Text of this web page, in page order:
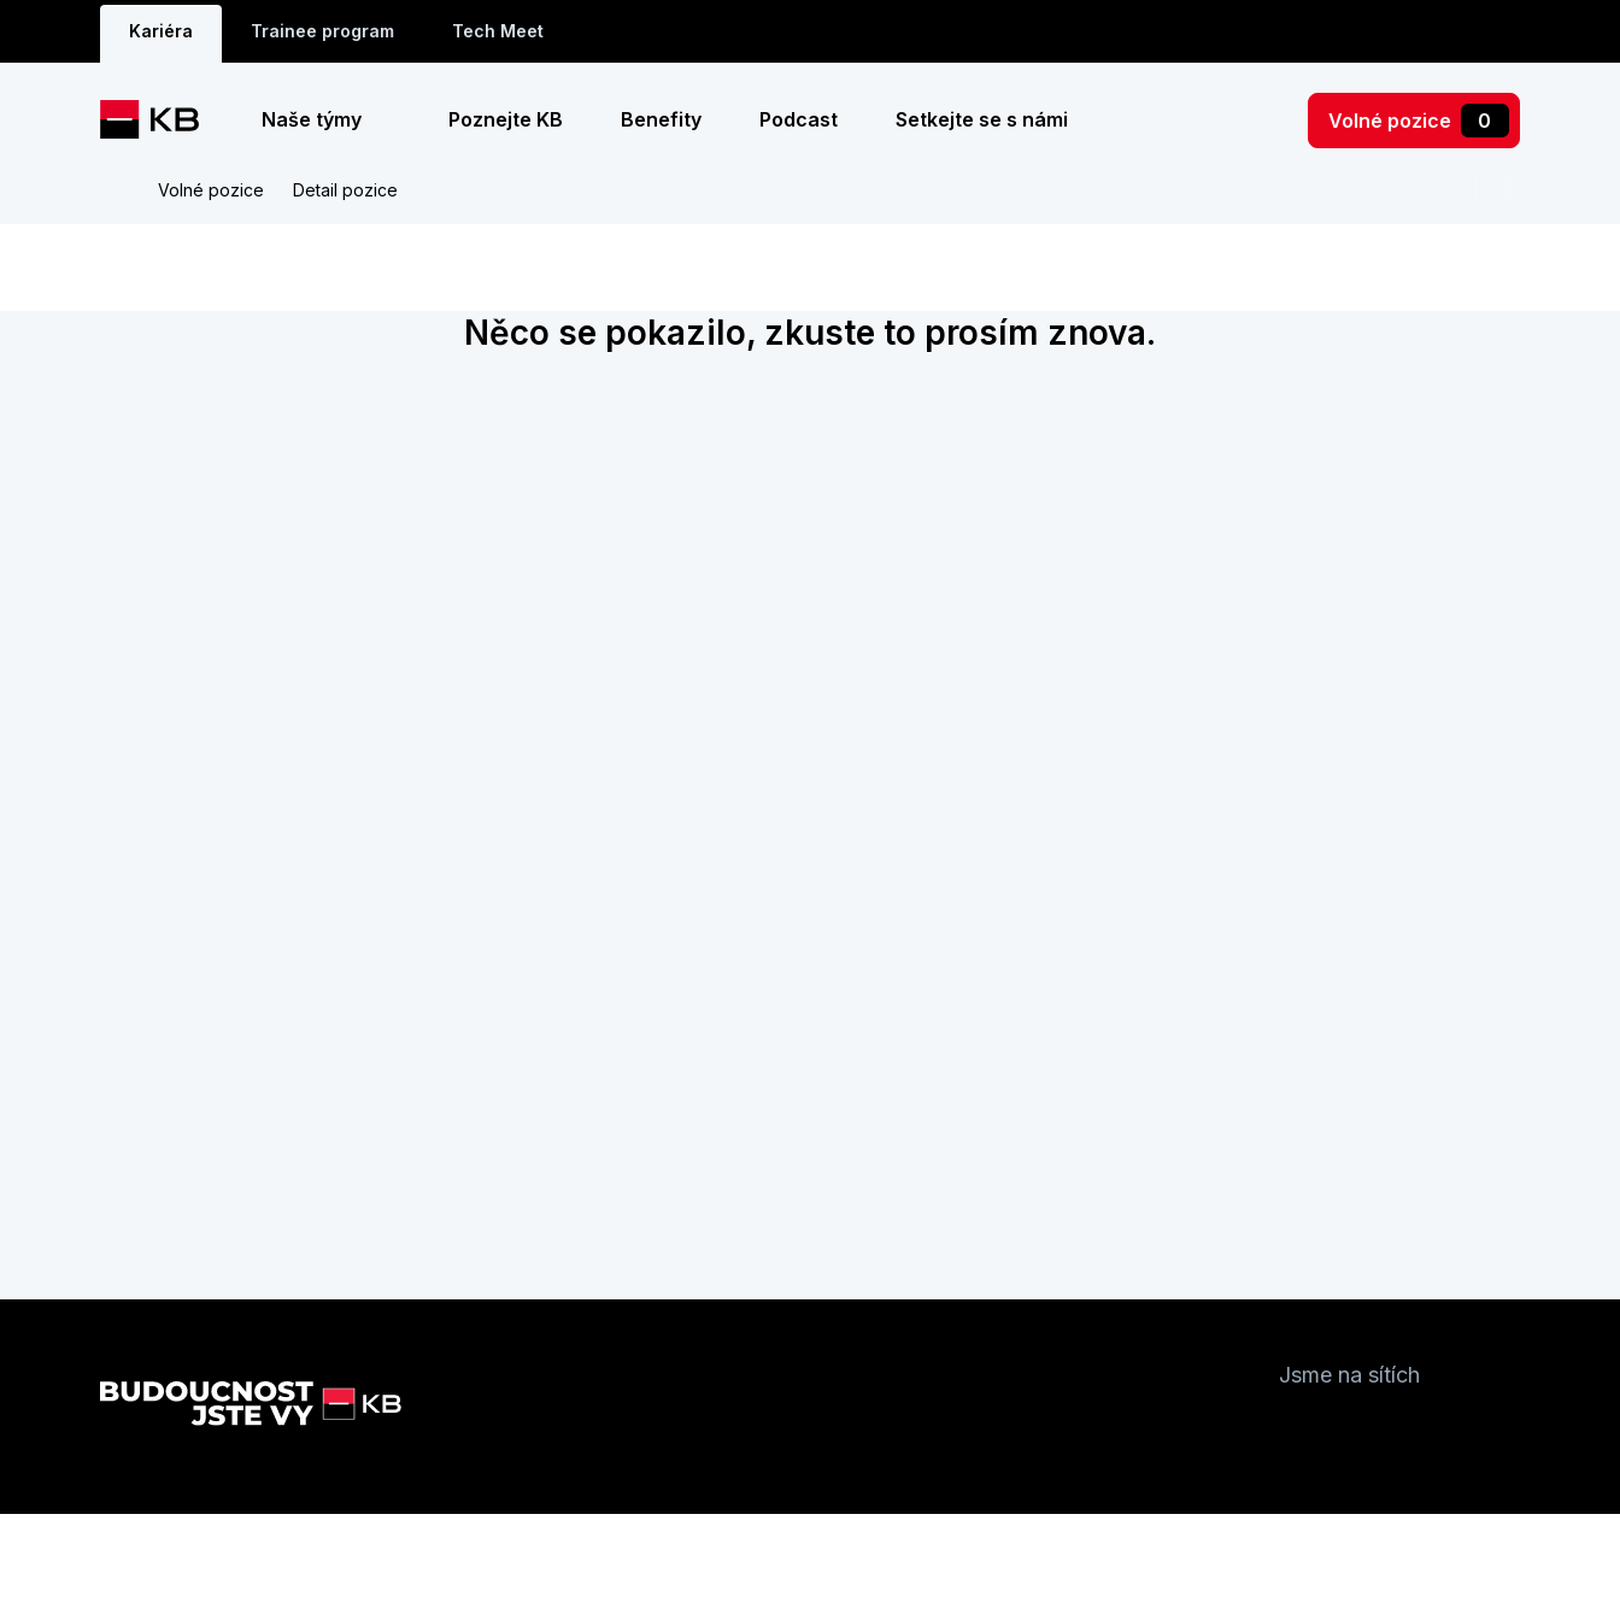
Kariéra Trainee program Tech Meet
Naše týmy Poznejte KB Benefity Podcast Setkejte se s námi Volné pozice 0
Volné pozice Detail pozice
Něco se pokazilo, zkuste to prosím znova.
Jsme na sítích